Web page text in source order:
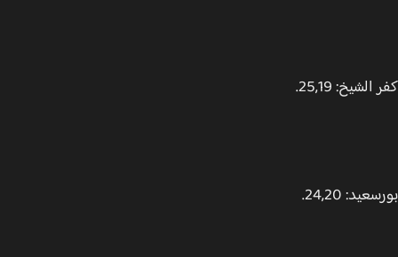
25,19.
24,20.